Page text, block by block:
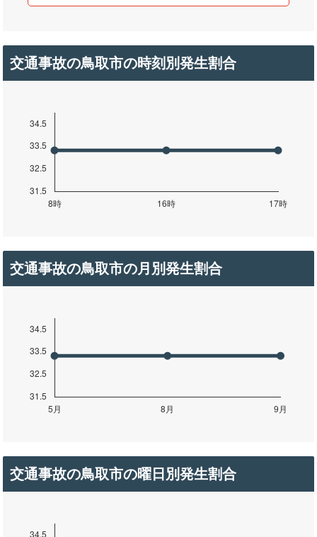
交通事故の鳥取市の時刻別発生割合
交通事故の鳥取市の月別発生割合
交通事故の鳥取市の曜日別発生割合